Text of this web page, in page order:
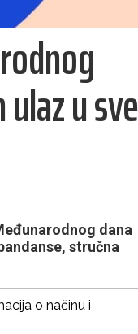
u sve
dana
stručna
o načinu i